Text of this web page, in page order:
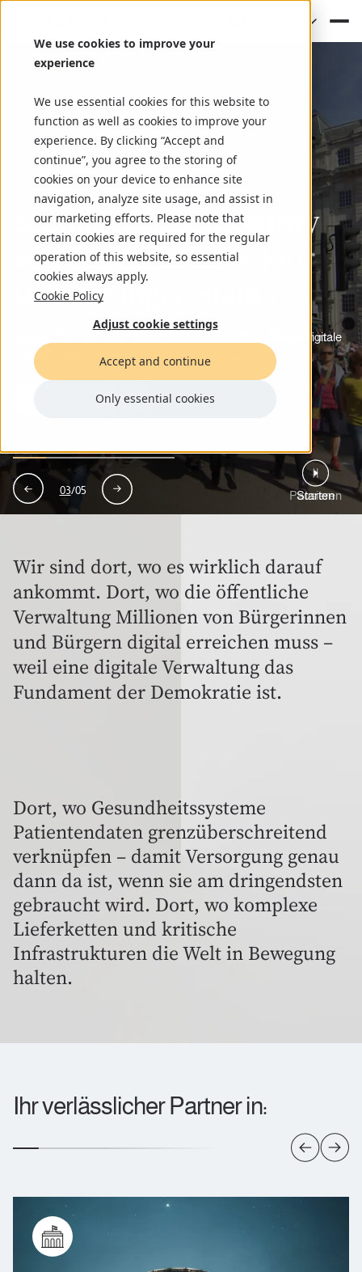
We use cookies to improve your
experience
We use essential cookies for this website to
function as well as cookies to improve your
experience. By clicking “Accept and
continue”, you agree to the storing of
cookies on your device to enhance site
navigation, analyze site usage, and assist in
our marketing efforts. Please note that
certain cookies are required for the regular
operation of this website, so essential
cookies always apply.
Cookie Policy
Adjust cookie settings
Accept and continue
Only essential cookies
KI-gestützte
Modernisierung von
Legacy-Systemen
Ende-zu-Ende-Modernisierung von Altsystemen: Gesteuert von
Menschen, beschleunigt mit KI.
Mehr erfahren
Pausieren
Der nächste Schritt für
den öffentlichen Sektor
im digitalen Zeitalter
Höhere Produktivität, mehr Resilienz und starkes Vertrauen in
eine bürgerorientierte öffentliche Verwaltung.
Mehr erfahren
Pausieren
Seamless Cybersecurity
von Strategie bis
Umsetzung
Machen Sie Ihre Organisation resilient und treiben Sie die digitale
Transformation voran.
Mehr erfahren
Starten
Kammern und Verbände:
Nortal als
Wirtschaftstreiber
Wir unterstützen Kammern und Verbände bei der Entwicklung von
Strategien, um Prozesse und Services zu digitalisieren und
nahtlose Ende-zu-Ende Lösungen zu schaffen – flexibel und
skalierbar.
Mehr erfahren
Nortal AI Hack
Ihre KI – einsatzbereit in 48 Stunden.
Herausforderungen in eine KI-Lösung zu verwandeln
Zu Ihrem AI Hack
Pausieren
03/05
Wir sind dort, wo es wirklich darauf
ankommt. Dort, wo die öffentliche
Verwaltung Millionen von Bürgerinnen
und Bürgern digital erreichen muss –
weil eine digitale Verwaltung das
Fundament der Demokratie ist.
Dort, wo Gesundheitssysteme
Patientendaten grenzüberschreitend
verknüpfen – damit Versorgung genau
dann da ist, wenn sie am dringendsten
gebraucht wird. Dort, wo komplexe
Lieferketten und kritische
Infrastrukturen die Welt in Bewegung
halten.
Ihr verlässlicher Partner in: